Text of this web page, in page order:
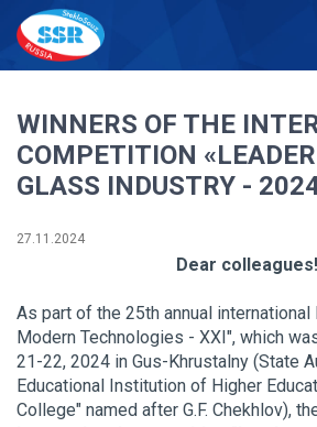
WINNERS OF THE
COMPETITION
GLASS INDUSTRY -
27.11.2024
Dear colleagues!
As part of the 25th annual international
Modern Technologies - XXI", which
21-22, 2024 in Gus-Khrustalny (State
Educational Institution of Higher
College" named after G.F. Chekhlov),